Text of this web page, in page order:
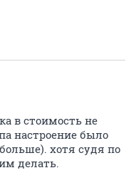
в стоимость не
настроение было
хотя судя по
делать.